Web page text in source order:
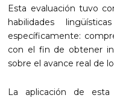
Esta evaluación tuvo
habilidades
específicamente:
con el fin de obtener
sobre el avance real de
La aplicación de